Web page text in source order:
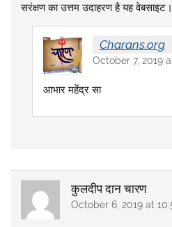
सरंक्षण का उत्तम उदाहरण है यह वेबसाइट।
Charans.org
October 7, 2019
आभार महेंद्र सा
कुलदीप दान चारण
October 6, 2019 at